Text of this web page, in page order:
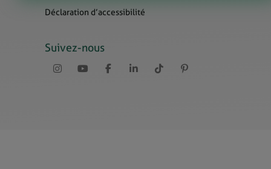
Déclaration d’accessibilité
Suivez-nous